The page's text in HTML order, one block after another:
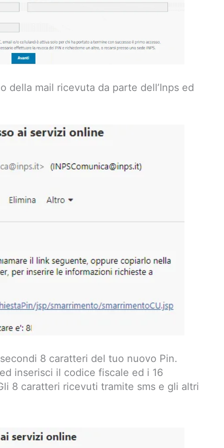
della mail ricevuta da parte dell’Inps ed
8 caratteri del tuo nuovo Pin.
inserisci il codice fiscale ed i 16
8 caratteri ricevuti tramite sms e gli altri